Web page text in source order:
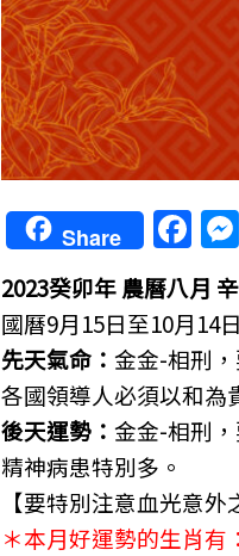
Share F
a
c
e
b
o
o
k
2023癸卯年 農曆八月
國曆9月15日至10月14日
先天氣命： 金金-相刑
各國領導人必須以和為
後天運勢： 金金-相刑
精神病患特別多。
【要特別注意血光意外
＊本月好運勢的生肖有：